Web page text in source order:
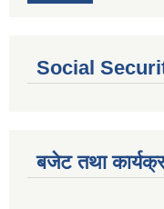
Social
बजेट तथा